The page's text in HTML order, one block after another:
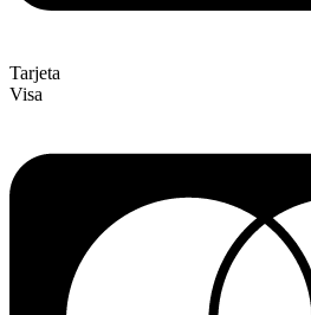
Tarjeta
Visa